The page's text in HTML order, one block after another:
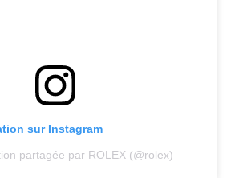
sur Instagram
partagée par ROLEX (@rolex)